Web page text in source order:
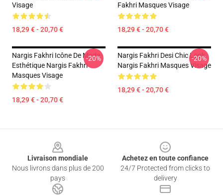
Visage
18,29 € - 20,70 €
Fakhri Masques Visage
18,29 € - 20,70 €
Nargis Fakhri Icône De Mode
Esthétique Nargis Fakhri
Masques Visage
18,29 € - 20,70 €
-20%
Nargis Fakhri Desi Chic Look
Nargis Fakhri Masques Visage
18,29 € - 20,70 €
-20%
Livraison mondiale
Nous livrons dans plus de 200
pays
Achetez en toute confiance
24/7 Protected from clicks to
delivery